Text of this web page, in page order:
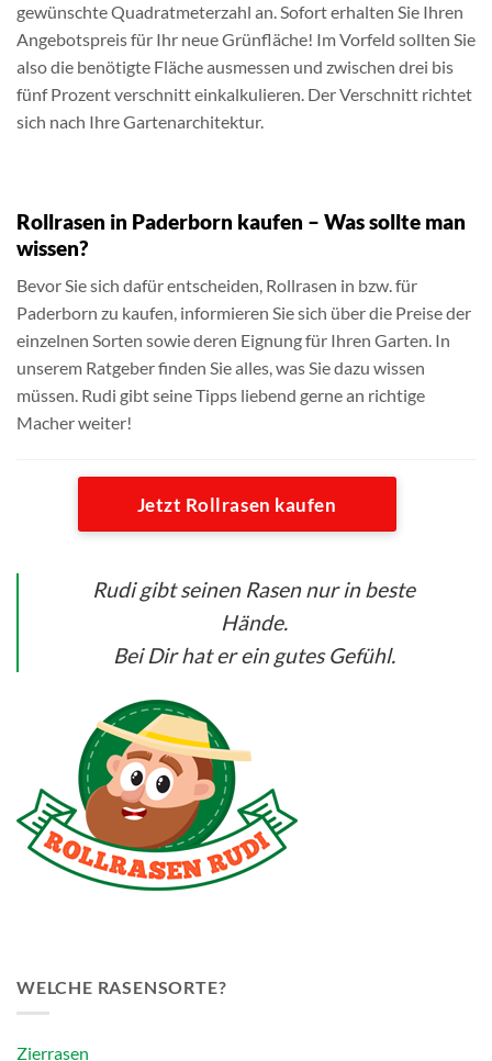
gewünschte Quadratmeterzahl an. Sofort erhalten Sie Ihren
Angebotspreis für Ihr neue Grünfläche! Im Vorfeld sollten Sie
also die benötigte Fläche ausmessen und zwischen drei bis
fünf Prozent verschnitt einkalkulieren. Der Verschnitt richtet
sich nach Ihre Gartenarchitektur.
Rollrasen in Paderborn kaufen – Was sollte man
wissen?
Bevor Sie sich dafür entscheiden, Rollrasen in bzw. für
Paderborn zu kaufen, informieren Sie sich über die Preise der
einzelnen Sorten sowie deren Eignung für Ihren Garten. In
unserem Ratgeber finden Sie alles, was Sie dazu wissen
müssen. Rudi gibt seine Tipps liebend gerne an richtige
Macher weiter!
Jetzt Rollrasen kaufen
Rudi gibt seinen Rasen nur in beste
Hände.
Bei Dir hat er ein gutes Gefühl.
WELCHE RASENSORTE?
Zierrasen